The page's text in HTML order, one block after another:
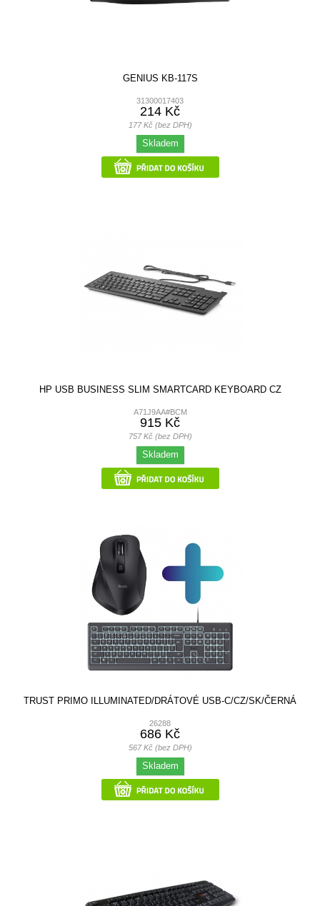
GENIUS KB-117S
31300017403
214 Kč
177 Kč (bez DPH)
Skladem
HP USB BUSINESS SLIM SMARTCARD KEYBOARD CZ
A71J9AA#BCM
915 Kč
757 Kč (bez DPH)
Skladem
TRUST PRIMO ILLUMINATED/DRÁTOVÉ USB-C/CZ/SK/ČERNÁ
26288
686 Kč
567 Kč (bez DPH)
Skladem